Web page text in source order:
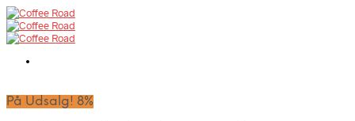
På Udsalg! 8%